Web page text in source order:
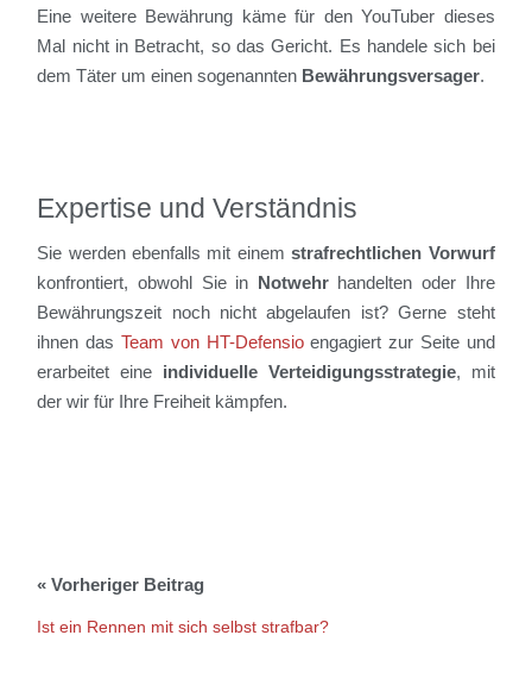
Eine weitere Bewährung käme für den YouTuber dieses
Mal nicht in Betracht, so das Gericht. Es handele sich bei
dem Täter um einen sogenannten Bewährungsversager.
Expertise und Verständnis
Sie werden ebenfalls mit einem strafrechtlichen Vorwurf
konfrontiert, obwohl Sie in Notwehrhandelten oder Ihre
Bewährungszeit noch nicht abgelaufen ist? Gerne steht
ihnen das Team von HT-Defensioengagiert zur Seite und
erarbeitet eine individuelle Verteidigungsstrategie, mit
der wir für Ihre Freiheit kämpfen.
Ist ein Rennen mit sich selbst strafbar?